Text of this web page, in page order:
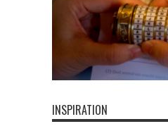
INSPIRATION